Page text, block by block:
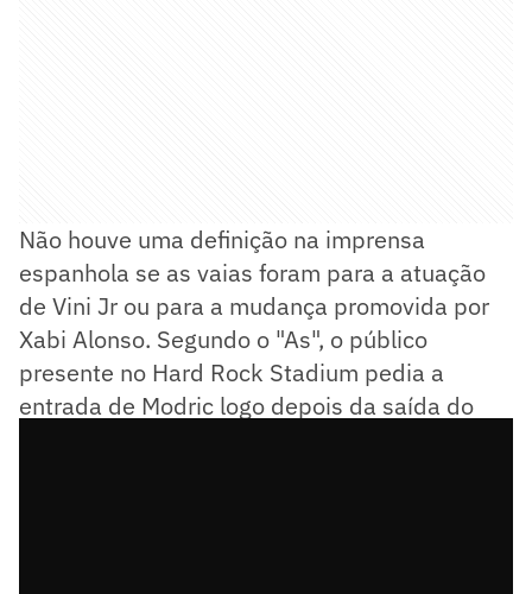
Não houve uma definição na imprensa
espanhola se as vaias foram para a atuação
de Vini Jr ou para a mudança promovida por
Xabi Alonso. Segundo o "As", o público
presente no Hard Rock Stadium pedia a
entrada de Modric logo depois da saída do